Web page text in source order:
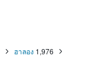
ฮาลอง 1,976